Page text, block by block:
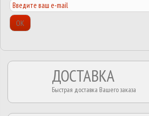
ОК
ДОСТАВКА
Быстрая доставка Вашего заказа